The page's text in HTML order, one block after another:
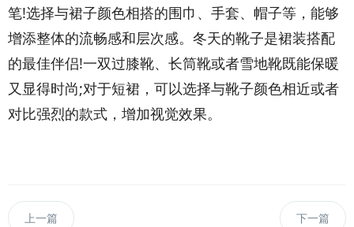
笔!选择与裙子颜色相搭的围巾、手套、帽子等，能够
增添整体的流畅感和层次感。冬天的靴子是裙装搭配
的最佳伴侣!一双过膝靴、长筒靴或者雪地靴既能保暖
又显得时尚;对于短裙，可以选择与靴子颜色相近或者
对比强烈的款式，增加视觉效果。
上一篇 下一篇